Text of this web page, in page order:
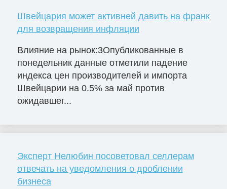
Швейцария может активней давить на франк
для возвращения инфляции
Влияние на рынок:3Опубликованные в
понедельник данные отметили падение
индекса цен производителей и импорта
Швейцарии на 0.5% за май против
ожидавшег...
Эксперт Нелюбин посоветовал селлерам
отвечать на уведомления о дроблении
бизнеса